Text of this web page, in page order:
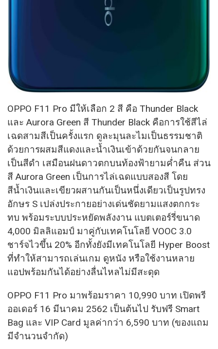
OPPO F11 Pro มีให้เลือก 2 สี คือ Thunder Black
และ Aurora Green สี Thunder Black คือการใช้สีไล่
เฉดสามสีเป็นครั้งแรก ดูละมุนละไมเป็นธรรมชาติ
ด้วยการผสมสีแดงและน้ำเงินเข้าด้วยกันจนกลาย
เป็นสีดำ เสมือนฝนดาวตกบนท้องฟ้ายามค่ำคืน ส่วน
สี Aurora Green เป็นการไล่เฉดแบบสองสี โดย
สีน้ำเงินและเขียวผสานกันเป็นหนึ่งเดียวเป็นรูปทรง
อักษร S เปล่งประกายอย่างเด่นชัดยามแสงตกกระ
ทบ พร้อมระบบประหยัดพลังงาน แบตเตอร์รี่ขนาด
4,000 มิลลิแอมป์ มาคู่กับเทคโนโลยี VOOC 3.0
ชาร์จไวขึ้น 20% อีกทั้งยังมีเทคโนโลยี Hyper Boost
ที่ทำให้สามารถเล่นเกม ดูหนัง หรือใช้งานหลาย
แอปพร้อมกันได้อย่างลื่นไหลไม่มีสะดุด
OPPO F11 Pro มาพร้อมราคา 10,990 บาท เปิดพรี
ออเดอร์ 16 มีนาคม 2562 เป็นต้นไป รับฟรี Smart
Bag และ VIP Card มูลค่ากว่า 6,590 บาท (ของแถม
มีจำนวนจำกัด)